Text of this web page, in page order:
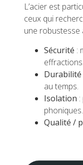
L’acier est
ceux qui
une robustesse
Sécurité :
effractions.
Durabilité
au temps.
Isolation
phoniques.
Qualité /